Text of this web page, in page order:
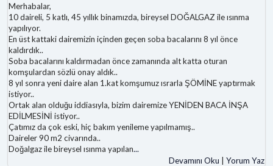
Merhabalar,
10 daireli, 5 katlı, 45 yıllık binamızda, bireysel DOĞALGAZ ile ısınma
yapılıyor.
En üst kattaki dairemizin içinden geçen soba bacalarını 8 yıl önce
kaldırdık..
Soba bacalarını kaldırmadan önce zamanında alt katta oturan
komşulardan sözlü onay aldık..
8 yıl sonra yeni daire alan 1.kat komşumuz ısrarla ŞÖMİNE yaptırmak
istiyor..
Ortak alan olduğu iddiasıyla, bizim dairemize YENİDEN BACA İNŞA
EDİLMESİNİ istiyor..
Çatımız da çok eski, hiç bakım yenileme yapılmamış..
Daireler 90 m2 civarında..
Doğalgaz ile bireysel ısınma yapılan...
Devamını Oku
Yorum Yaz